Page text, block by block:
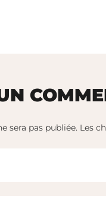
sera pas publiée. Les